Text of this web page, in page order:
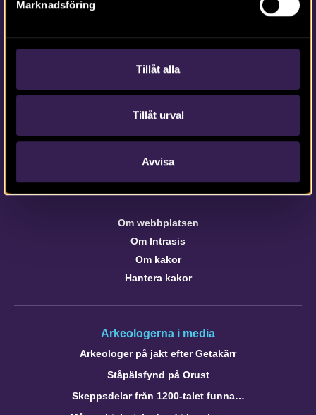
Marknadsföring
Tillåt alla
Tillåt urval
Avvisa
Tfn vx: 010-480 80 00
info@arkeologerna.com
Om webbplatsen
Om webbplatsen
Om Intrasis
Om kakor
Hantera kakor
Arkeologerna i media
Arkeologer på jakt efter Getakärr
Ståpälsfynd på Orust
Skeppsdelar från 1200-talet funna…